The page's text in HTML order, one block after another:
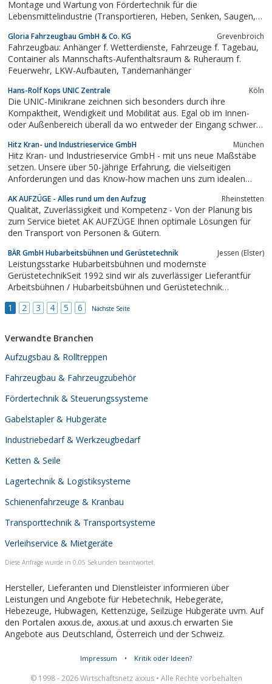
Montage und Wartung von Fördertechnik für die
Lebensmittelindustrie (Transportieren, Heben, Senken, Saugen,
Produkten, Kisten-/Kartontransport).
Gloria Fahrzeugbau GmbH & Co. KG Grevenbroich
Fahrzeugbau: Anhänger f. Wetterdienste, Fahrzeuge f. Tagebau,
Container als Mannschafts-Aufenthaltsraum & Ruheraum f.
Feuerwehr, LKW-Aufbauten, Tandemanhänger
Hans-Rolf Kops UNIC Zentrale Köln
Die UNIC-Minikrane zeichnen sich besonders durch ihre
Kompaktheit, Wendigkeit und Mobilität aus. Egal ob im Innen-
oder Außenbereich überall da wo entweder der Eingang schwer
beengt sind, wird der UNIC-Minikran eingesetzt. Die
erforderlichen Hebearbeiten können...
Hitz Kran- und Industrieservice GmbH München
Hitz Kran- und Industrieservice GmbH - mit uns neue Maßstäbe
setzen. Unsere über 50-jährige Erfahrung, die vielseitigen
Anforderungen und das Know-how machen uns zum idealen
AK AUFZÜGE - Alles rund um den Aufzug Rheinstetten
Qualität, Zuverlässigkeit und Kompetenz - Von der Planung bis
zum Service bietet AK AUFZÜGE Ihnen optimale Lösungen für
den Transport von Personen & Gütern.
BÄR GmbH Hubarbeitsbühnen und Gerüstetechnik Jessen (Elster)
Leistungsstarke Hubarbeitsbühnen und modernste
GerüstetechnikSeit 1992 sind wir als zuverlässiger Lieferantfür
Arbeitsbühnen / Hubarbeitsbühnen und Gerüstetechnik
Zugangstechnik im Industriebereichund ein umfassender
1 2 3 4 5 6 Nächste Seite
Verwandte Branchen
Aufzugsbau & Rolltreppen
Fahrzeugbau & Fahrzeugzubehör
Fördertechnik & Steuerungssysteme
Gabelstapler & Hubgeräte
Industriebedarf & Werkzeugbedarf
Ketten & Seile
Lagertechnik & Logistiksysteme
Schienenfahrzeuge & Kranbau
Transporttechnik & Transportsysteme
Verleihservice & Mietgeräte
Diese Anfrage wurde in 0,05 Sekunden beantwortet.
Hersteller, Lieferanten und Dienstleister informieren über
Leistungen und Angebote für Hebetechnik, Hebegeräte,
Hebezeuge, Hubwagen, Kettenzüge, Seilzüge Hubgeräte uvm. Auf
den Portalen axxus.de, axxus.at und axxus.ch erwarten Sie
Angebote aus Deutschland, Österreich und der Schweiz.
Impressum • Kritik oder Ideen?
© 1998 - 2026 Wirtschaftsnetz axxus • Alle Rechte vorbehalten